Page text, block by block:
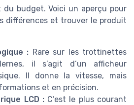
du budget. Voici un aperçu pour
différences et trouver le produit
: Rare sur les trottinettes
il s’agit d’un afficheur
Il donne la vitesse, mais
et en précision.
LCD :C’est le plus courant